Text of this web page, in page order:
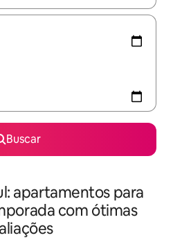
Buscar
apartamentos para
com ótimas